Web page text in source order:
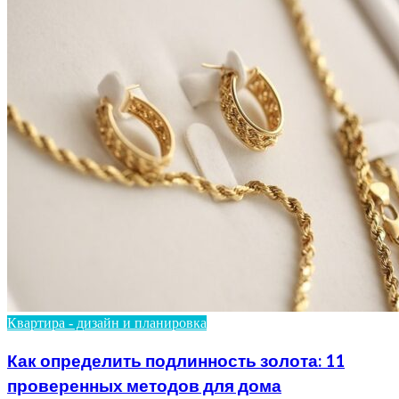
Квартира - дизайн и планировка
Как определить подлинность золота: 11
проверенных методов для дома